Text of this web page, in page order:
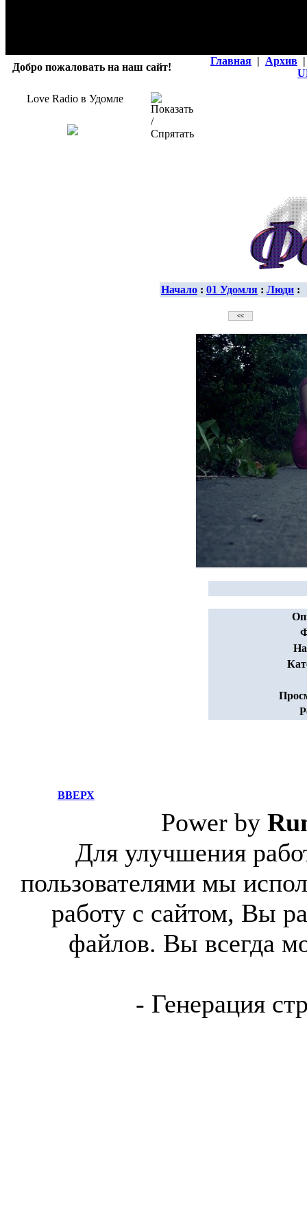
Добро пожаловать на наш сайт!
Главная | Архив |
Love Radio в Удомле
Начало : 01 Удомля : Люди :
ВВЕРХ
Power by
Для улучшения
пользователями мы
работу с сайтом, Вы
файлов. Вы всегда
- Генерация